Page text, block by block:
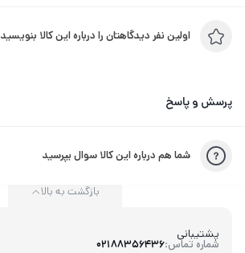
اولین نفر دیدگاهتان را درباره این کالا بنویسید
پرسش و پاسخ
شما هم درباره این کالا سوال بپرسید
پشتیبانی
شماره تماس:02188356436
بازگشت به بالا